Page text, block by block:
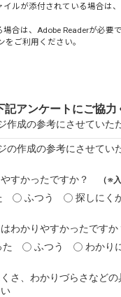
ルが添付されている場合は、
合は、 Adobe Readerが必要
をご利用ください。